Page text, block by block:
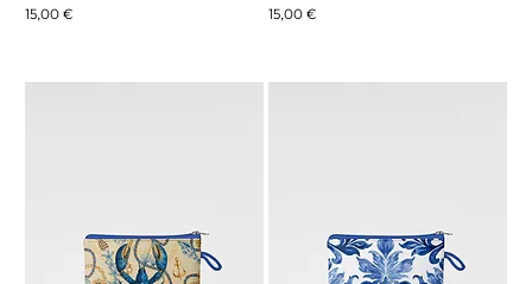
Precio
15,00 € Precio
15,00 €